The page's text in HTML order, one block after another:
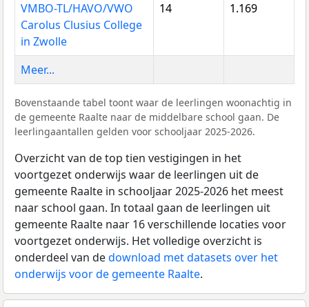
VMBO-TL/HAVO/VWO
Carolus Clusius College
in Zwolle
14 1.169
Meer...
Bovenstaande tabel toont waar de leerlingen woonachtig in
de gemeente Raalte naar de middelbare school gaan. De
leerlingaantallen gelden voor schooljaar 2025-2026.
Overzicht van de top tien vestigingen in het
voortgezet onderwijs waar de leerlingen uit de
gemeente Raalte in schooljaar 2025-2026 het meest
naar school gaan. In totaal gaan de leerlingen uit
gemeente Raalte naar 16 verschillende locaties voor
voortgezet onderwijs. Het volledige overzicht is
onderdeel van dedownload met datasets over het
onderwijs voor de gemeente Raalte.